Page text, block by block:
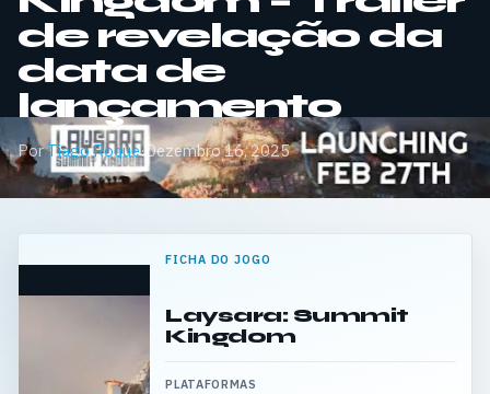
de revelação da
data de
lançamento
PorTiago Roque· Dezembro 16, 2025
FICHA DO JOGO
Laysara: Summit
Kingdom
PLATAFORMAS